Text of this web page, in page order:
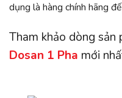
dụng là hàng chính hãng
Tham khảo dòng sản
Dosan 1 Pha mới